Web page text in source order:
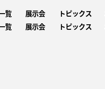
覧
覧
展示会
展示会
トピックス
トピックス